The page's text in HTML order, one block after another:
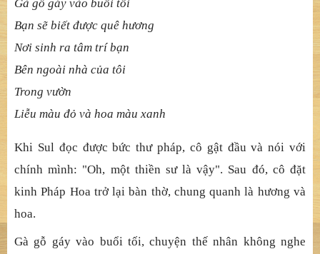
trên giấy gạo và dặn:
- Hãy đặt nó ở phòng Sul và coi xem việc gì xảy ra.
Chang trở nên bối rối hơn bao giờ hết. Ông đi bộ về nhà
như kẻ mất hồn, không hiểu việc gì đang xảy ra, chỉ biết
làm theo những gì Ma-tsu đã dạy.
Gà gỗ gáy vào buổi tối
Bạn sẽ biết được quê hương
Nơi sinh ra tâm trí bạn
Trong vườn